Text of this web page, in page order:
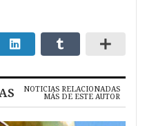
NOTICIAS RELACIONADAS
MÁS DE ESTE AUTOR